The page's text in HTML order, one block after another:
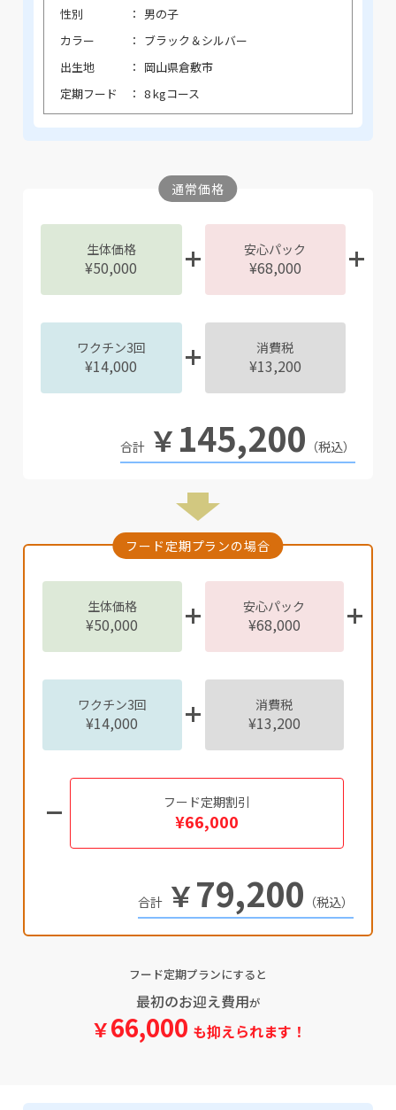
性別
男の子
カラー
ブラック＆シルバー
出生地
岡山県倉敷市
定期フード
8 kgコース
通常価格
生体価格
¥50,000
安心パック
¥68,000
ワクチン3回
¥14,000
消費税
¥13,200
￥145,200 （税込）
フード定期プランの場合
生体価格
¥50,000
安心パック
¥68,000
ワクチン3回
¥14,000
消費税
¥13,200
フード定期割引
¥66,000
￥79,200 （税込）
フード定期プランにすると
最初のお迎え費用が
￥66,000 も抑えられます！